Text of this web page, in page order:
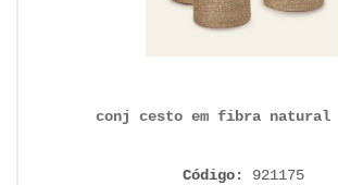
conj cesto em fibra natural
Código: 921175